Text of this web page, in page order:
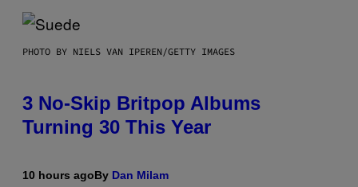
PHOTO BY NIELS VAN IPEREN/GETTY IMAGES
3 No-Skip Britpop Albums
Turning 30 This Year
10 hours agoBy Dan Milam